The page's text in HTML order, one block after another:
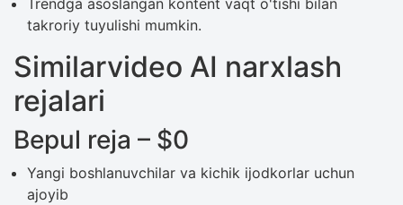
Trendga asoslangan kontent vaqt o'tishi bilan
takroriy tuyulishi mumkin.
Similarvideo AI narxlash
rejalari
Bepul reja – $0
Yangi boshlanuvchilar va kichik ijodkorlar uchun
ajoyib